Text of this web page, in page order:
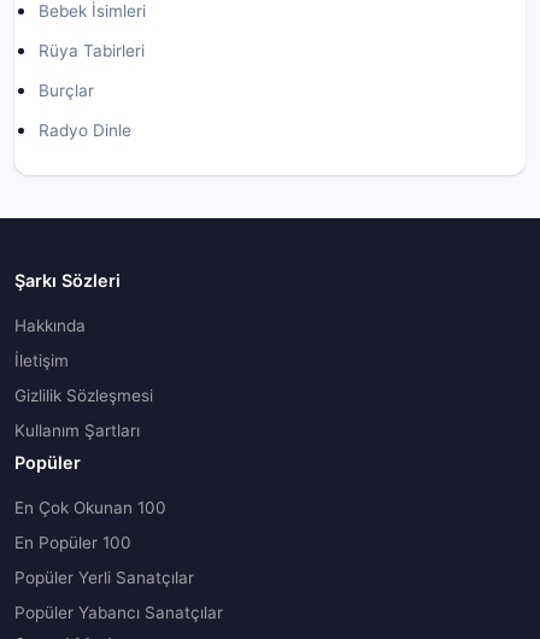
Bebek İsimleri
Rüya Tabirleri
Burçlar
Radyo Dinle
Şarkı Sözleri
Hakkında
İletişim
Gizlilik Sözleşmesi
Kullanım Şartları
Popüler
En Çok Okunan 100
En Popüler 100
Popüler Yerli Sanatçılar
Popüler Yabancı Sanatçılar